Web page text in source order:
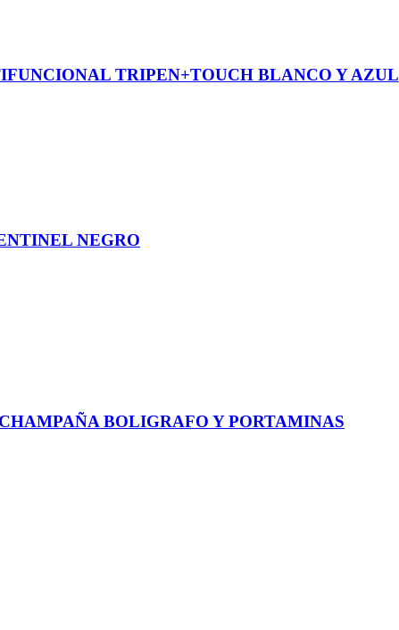
TRIPEN+TOUCH BLANCO Y AZUL
NEGRO
BOLIGRAFO Y PORTAMINAS